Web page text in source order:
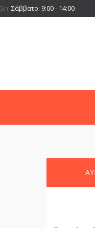
Σάββατο: 9:00 - 14:00